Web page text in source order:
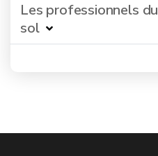
Les professionnels du
sol